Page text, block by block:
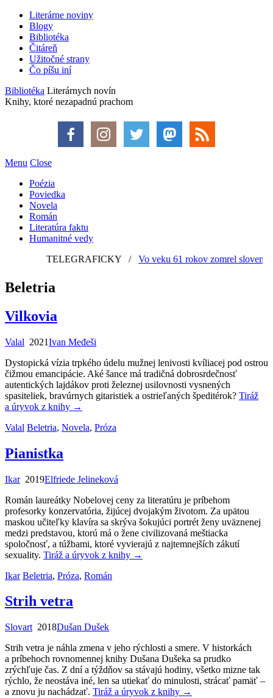
Literárne noviny
Blogy
Bibliotéka
Čitáreň
Užitočné strany
Čo píšu iní
Bibliotéka Literárnych novín
Knihy, ktoré nezapadnú prachom
Menu Close
Poézia
Poviedka
Novela
Román
Literatúra faktu
Humanitné vedy
TELEGRAFICKY/ Vo veku 61 rokov zomrel slovenský
Beletria
Vilkovia
Valal 2021Ivan Međeši
Dystopická vízia trpkého údelu mužnej lenivosti kvíliacej pod ostrou
čižmou emancipácie. Aké šance má tradičná dobrosrdečnosť
autentických lajdákov proti železnej usilovnosti vysnených
spasiteliek, bravúrnych gitaristiek a ostrieľaných špeditérok? Tiráž
a úryvok z knihy →
Valal Beletria, Novela, Próza
Pianistka
Ikar2019Elfriede Jelineková
Román laureátky Nobelovej ceny za literatúru je príbehom
profesorky konzervatória, žijúcej dvojakým životom. Za upätou
maskou učiteľky klavíra sa skrýva šokujúci portrét ženy uväznenej
medzi predstavou, ktorú má o žene civilizovaná meštiacka
spoločnosť, a túžbami, ktoré vyvierajú z najtemnejších zákutí
sexuality. Tiráž a úryvok z knihy →
Ikar Beletria, Próza, Román
Strih vetra
Slovart 2018Dušan Dušek
Strih vetra je náhla zmena v jeho rýchlosti a smere. V historkách
a príbehoch rovnomennej knihy Dušana Dušeka sa prudko
zrýchľuje čas. Z dní a týždňov sa stávajú hodiny, všetko mizne tak
rýchlo, že neostáva iné, len sa utiekať do minulosti, strácať pamäť –
a znovu ju nachádzať. Tiráž a úryvok z knihy →